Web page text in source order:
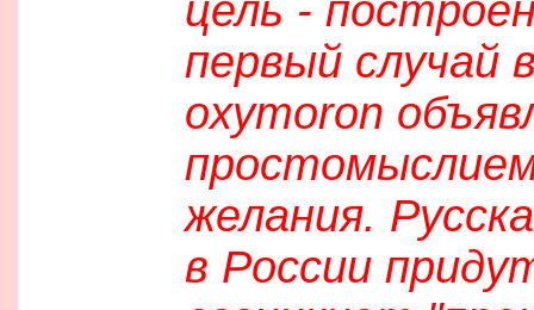
цель -
первый случай
oxymoron
желания.
в России